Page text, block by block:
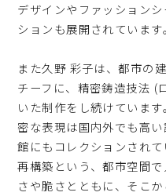
デザインやファッション
ションも展開されています。
また久野 彩子は、都市の
チーフに、精密鋳造技法 (
いた制作をし続けていま
密な表現は国内外でも高
館にもコレクションされ
再構築という、都市空間
さや脆さとともに、そこ